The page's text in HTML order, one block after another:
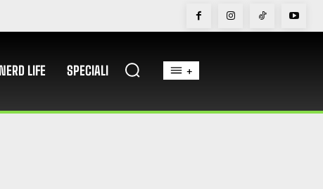
NERD LIFE SPECIALI +